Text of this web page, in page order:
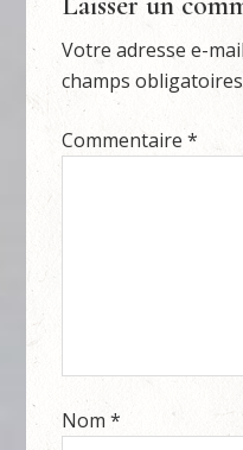
Votre adresse e-
champs
Commentaire*
Nom*